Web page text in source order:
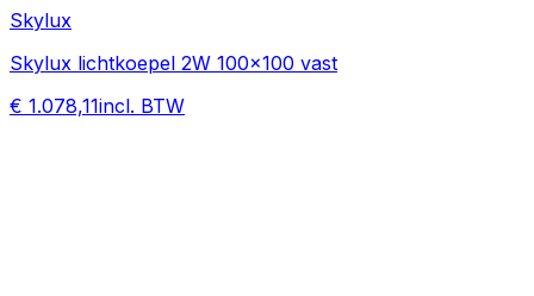
Skylux
Skylux lichtkoepel 2W 100x100 vast
€ 1.078,11incl. BTW